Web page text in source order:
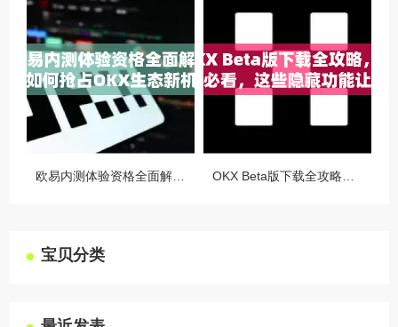
宝贝分类